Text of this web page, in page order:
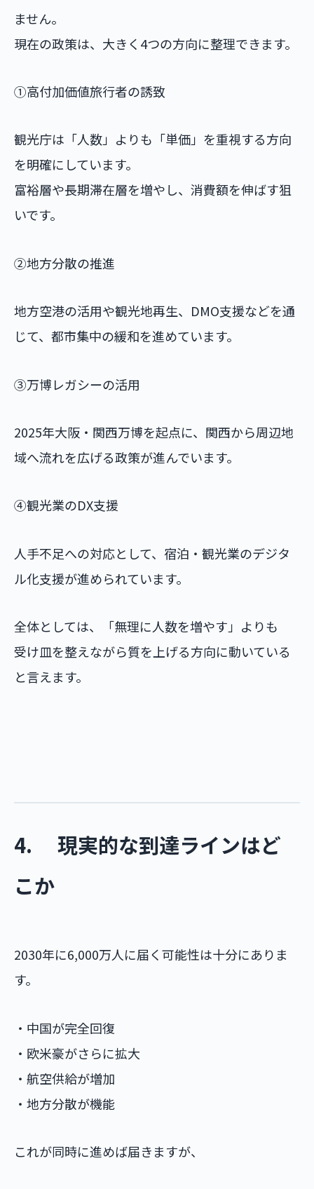
ません。
現在の政策は、大きく4つの方向に整理できます。
①高付加価値旅行者の誘致
観光庁は「人数」よりも「単価」を重視する方向
を明確にしています。
富裕層や長期滞在層を増やし、消費額を伸ばす狙
いです。
②地方分散の推進
地方空港の活用や観光地再生、DMO支援などを通
じて、都市集中の緩和を進めています。
③万博レガシーの活用
2025年大阪・関西万博を起点に、関西から周辺地
域へ流れを広げる政策が進んでいます。
④観光業のDX支援
人手不足への対応として、宿泊・観光業のデジタ
ル化支援が進められています。
全体としては、「無理に人数を増やす」よりも
受け皿を整えながら質を上げる方向に動いている
と言えます。
4. 現実的な到達ラインはど
こか
2030年に6,000万人に届く可能性は十分にありま
す。
・中国が完全回復
・欧米豪がさらに拡大
・航空供給が増加
・地方分散が機能
これが同時に進めば届きますが、